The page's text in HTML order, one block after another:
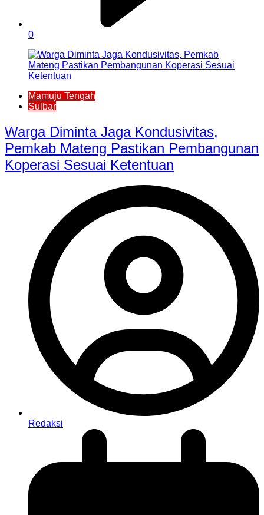
0
Mamuju Tengah
Sulbar
Warga Diminta Jaga Kondusivitas,
Pemkab Mateng Pastikan Pembangunan
Koperasi Sesuai Ketentuan
Redaksi